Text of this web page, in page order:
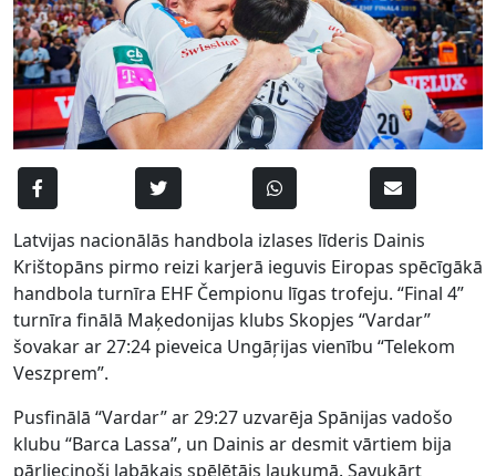
Latvijas nacionālās handbola izlases līderis Dainis
Krištopāns pirmo reizi karjerā ieguvis Eiropas spēcīgākā
handbola turnīra EHF Čempionu līgas trofeju. “Final 4”
turnīra finālā Maķedonijas klubs Skopjes “Vardar”
šovakar ar 27:24 pieveica Ungāŗijas vienību “Telekom
Veszprem”.
Pusfinālā “Vardar” ar 29:27 uzvarēja Spānijas vadošo
klubu “Barca Lassa”, un Dainis ar desmit vārtiem bija
pārliecinoši labākais spēlētājs laukumā. Savukārt